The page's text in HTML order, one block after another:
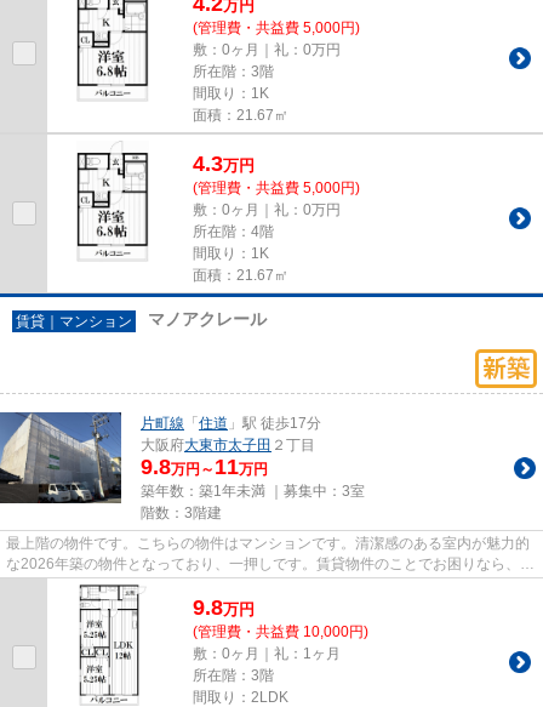
万円
(管理費・共益費 5,000円)
敷：0ヶ月｜礼：0万円
所在階：3階
間取り：1K
面積：21.67㎡
4.3万円
(管理費・共益費 5,000円)
敷：0ヶ月｜礼：0万円
所在階：4階
間取り：1K
面積：21.67㎡
賃貸｜マンション マノアクレール
片町線 「 住道 」駅 徒歩17分
大阪府大東市太子田 ２丁目
9.8万円～ 11万円
築年数：築1年未満 ｜募集中： 3室
階数：3階建
最上階の物件です。こちらの物件はマンションです。清潔感のある室内が魅力的
な2026年築の物件となっており、一押しです。賃貸物件のことでお困りなら、ま
ずは当社へご連絡下さい。当...
9.8万円
(管理費・共益費 10,000円)
敷：0ヶ月｜礼：1ヶ月
所在階：3階
間取り：2LDK